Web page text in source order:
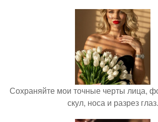
Сохраняйте мои точные черты лица,
скул, носа и разрез глаз.